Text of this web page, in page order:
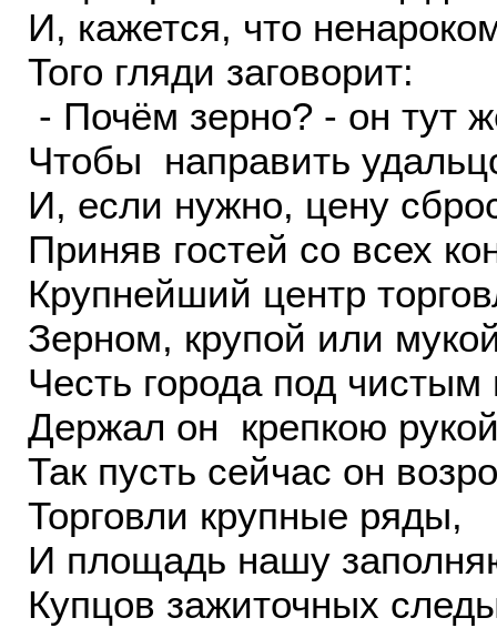
И, кажется, что
Того гляди заговорит:
- Почём зерно? - он тут
Чтобы направить
И, если нужно, цену
Приняв гостей со всех
Крупнейший центр
Зерном, крупой или
Честь города под
Держал он крепкою
Так пусть сейчас он
Торговли крупные ряды,
И площадь нашу
Купцов зажиточных